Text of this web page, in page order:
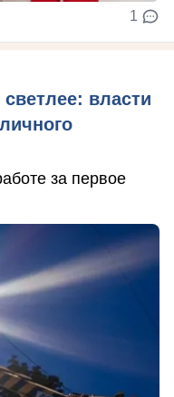
1
власти
за первое